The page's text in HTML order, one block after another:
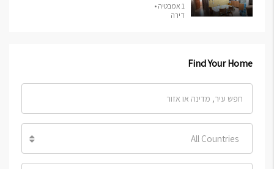
1 אמבטיה •
דירה
Find Your Home
All Countries